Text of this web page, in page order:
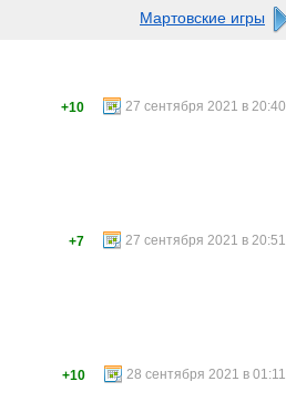
Мартовские игры
27 сентября 2021 в 20:40
+10
27 сентября 2021 в 20:51
+7
28 сентября 2021 в 01:11
+10